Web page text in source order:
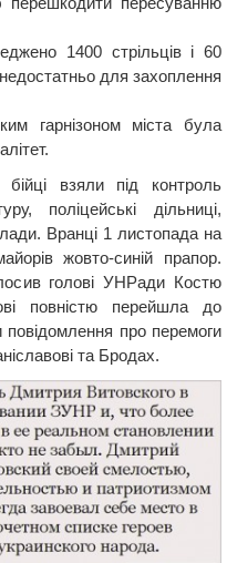
1400 стрільців і 60
для захоплення
гарнізоном міста була
бійці взяли під контроль
поліцейські дільниці,
Вранці 1 листопада на
жовто-синій прапор.
голові УНРади Костю
повністю перейшла до
повідомлення про перемоги
та Бродах.